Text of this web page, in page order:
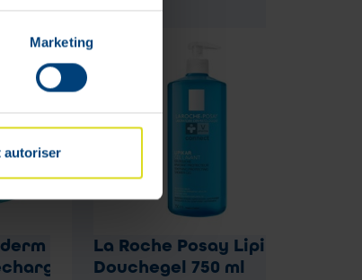
Marketing
autoriser
Gel
1l
ONLY
La Roche Posay Lipikar
Douchegel 750 ml